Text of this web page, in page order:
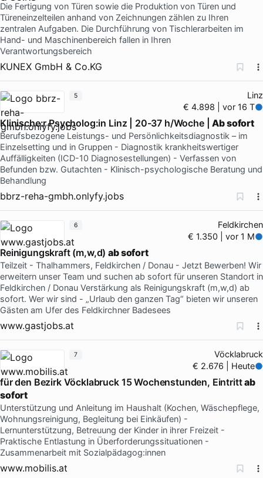
Die Fertigung von Türen sowie die Produktion von Türen und
Türeneinzelteilen anhand von Zeichnungen zählen zu Ihren
zentralen Aufgaben. Die Durchführung von Tischlerarbeiten im
Hand- und Maschinenbereich fallen in Ihren
Verantwortungsbereich
KUNEX GmbH & Co.KG
Linz
€ 4.898 | vor 16 T
Klinische:r Psycholog:in Linz | 20-37 h/Woche |Ab sofort
Berufsbezogene Leistungs- und Persönlichkeitsdiagnostik – im
Einzelsetting und in Gruppen - Diagnostik krankheitswertiger
Auffälligkeiten (ICD-10 Diagnosestellungen) - Verfassen von
Befunden bzw. Gutachten - Klinisch-psychologische Beratung und
Behandlung
bbrz-reha-gmbh.onlyfy.jobs
5
Feldkirchen
€ 1.350 | vor 1 M
Reinigungskraft (m,w,d)ab sofort
Teilzeit - Thalhammers, Feldkirchen / Donau - Jetzt Bewerben! Wir
erweitern unser Team und suchen ab sofort für unseren Standort in
Feldkirchen / Donau Verstärkung als Reinigungskraft (m,w,d) ab
sofort. Wer wir sind - „Urlaub den ganzen Tag“ bieten wir unseren
Gästen am Ufer des Feldkirchner Badesees
www.gastjobs.at
6
Vöcklabruck
€ 2.676 | Heute
für den Bezirk Vöcklabruck 15 Wochenstunden, Eintrittab
sofort
Unterstützung und Anleitung im Haushalt (Kochen, Wäschepflege,
Wohnungsreinigung, Begleitung bei Einkäufen) -
Lernunterstützung, Betreuung der Kinder in ihrer Freizeit -
Praktische Entlastung in Überforderungssituationen -
Zusammenarbeit mit Sozialpädagog:innen
www.mobilis.at
7